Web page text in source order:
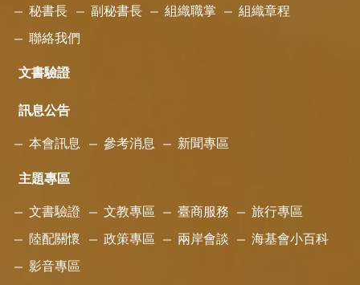
秘書長 副秘書長 組織職掌 組織章程
聯絡我們
文書驗證
訊息公告
本會訊息 參考消息 新聞專區
主題專區
文書驗證 文教專區 臺商服務 旅行專區
陸配關懷 政策專區 兩岸會談 海基會小百科
影音專區